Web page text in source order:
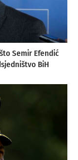
Semir Efendić
BiH